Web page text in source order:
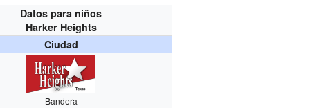
Datos para niños
Harker Heights
Ciudad
Bandera